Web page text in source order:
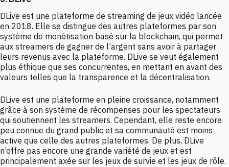
DLive est une plateforme de streaming de jeux vidéo lancée
en 2018. Elle se distingue des autres plateformes par son
système de monétisation basé sur la blockchain, qui permet
aux streamers de gagner de l’argent sans avoir à partager
leurs revenus avec la plateforme. DLive se veut également
plus éthique que ses concurrentes, en mettant en avant des
valeurs telles que la transparence et la décentralisation.
DLive est une plateforme en pleine croissance, notamment
grâce à son système de récompenses pour les spectateurs
qui soutiennent les streamers. Cependant, elle reste encore
peu connue du grand public et sa communauté est moins
active que celle des autres plateformes. De plus, DLive
n’offre pas encore une grande variété de jeux et est
principalement axée sur les jeux de survie et les jeux de rôle.